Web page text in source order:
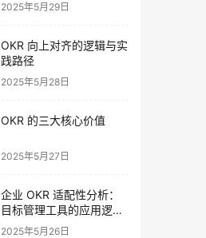
2025年5月29日
OKR 向上对齐的逻辑与实
践路径
2025年5月28日
OKR 的三大核心价值
2025年5月27日
企业 OKR 适配性分析：
目标管理工具的应用逻辑
与实践要点
2025年5月26日